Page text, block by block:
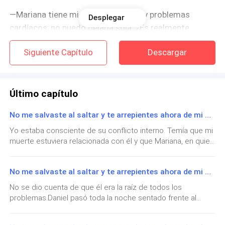
—Mariana tiene miedo a las alturas y problemas
cardíacos; no puedo dejarla sola. ¿Es realmente
necesario fingir que estás embarazada en un
momento tan importante? —respondió Daniel con
impaciencia.
—¡No estoy mintiendo!
—¡Natalia! ¿No puedes comportarte como Mariana y
dejar de hacer escándalos? —se enfadó.
paracaídas a Mariana.
Yo estaba en una situación crítica, angustiada.
Desplegar
Siguiente Capítulo Descargar
Último capítulo
No me salvaste al saltar y te arrepientes ahora de mi muerte Capítulo 10
Yo estaba consciente de su conflicto interno. Temía que mi
muerte estuviera relacionada con él y que Mariana, en quien
causa fundamental es que una parte no elige firmemente y
vacila entre dos, dañando finalmente a otros y a sí misma —
dijo el oficial de policía, dándole una palmada en el
hombro.Debido a un incendio forestal, se amplificó la noticia
No me salvaste al saltar y te arrepientes ahora de mi muerte Capítulo 9
No se dio cuenta de que él era la raíz de todos los
problemas.Daniel pasó toda la noche sentado frente al